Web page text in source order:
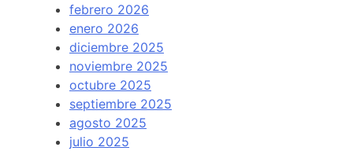
febrero 2026
enero 2026
diciembre 2025
noviembre 2025
octubre 2025
septiembre 2025
agosto 2025
julio 2025